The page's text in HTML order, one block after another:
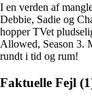
I en verden af
Debbie, Sadie og
hopper TVet
Allowed, Season 3.
rundt i tid og rum!
Faktuelle Fejl